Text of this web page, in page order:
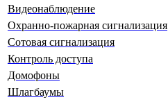
Видеонаблюдение
Охранно-пожарная сигнализация
Сотовая сигнализация
Контроль доступа
Домофоны
Шлагбаумы